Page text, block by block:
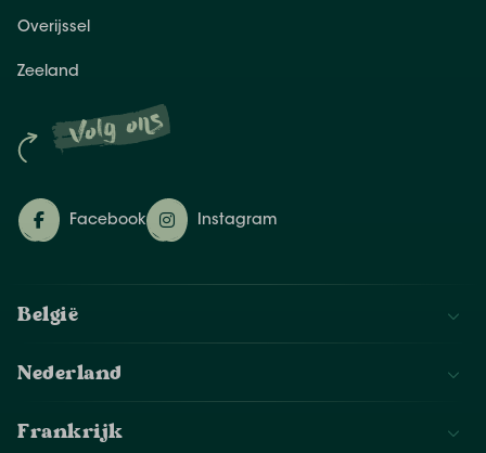
Overijssel
Zeeland
Volg ons
Facebook Instagram
België
Nederland
Frankrijk